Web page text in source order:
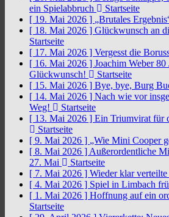
ein Spielabbruch
Startseite
[ 19. Mai 2026 ] „Brutales
[ 18. Mai 2026 ] Glückwunsch an
Startseite
[ 17. Mai 2026 ] Vergesst die
[ 16. Mai 2026 ] Joachim Weber 80
Glückwunsch!
Startseite
[ 15. Mai 2026 ] Bye, bye, Burg
[ 14. Mai 2026 ] Nach wie vor
Weg!
Startseite
[ 13. Mai 2026 ] Ein Triumvirat für
Startseite
[ 9. Mai 2026 ] „Wie Mini Cooper
[ 8. Mai 2026 ] Außerordentliche
27. Mai
Startseite
[ 7. Mai 2026 ] Wieder klar
[ 4. Mai 2026 ] Spiel in Limbach
[ 1. Mai 2026 ] Hoffnung auf ein
Startseite